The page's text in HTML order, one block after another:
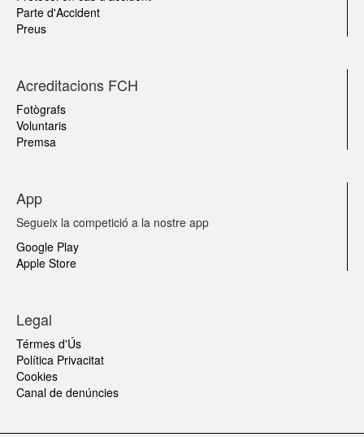
Parte d'Accident
Preus
Acreditacions FCH
Fotògrafs
Voluntaris
Premsa
App
Segueix la competició a la nostre app
Google Play
Apple Store
Legal
Térmes d'Ús
Política Privacitat
Cookies
Canal de denúncies